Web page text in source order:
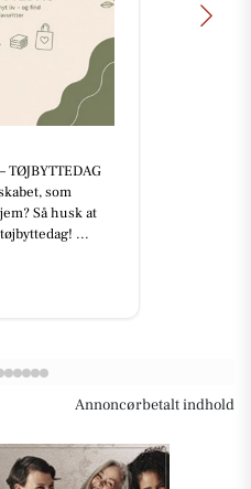
TØJBYTTEDAG
som
Så husk at
...
Annoncørbetalt indhold